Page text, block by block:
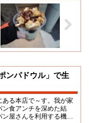
ンパドウル」で生
ある本店で～す。我が家
ン食アンチを深めた結
ン屋さんを利用する機会